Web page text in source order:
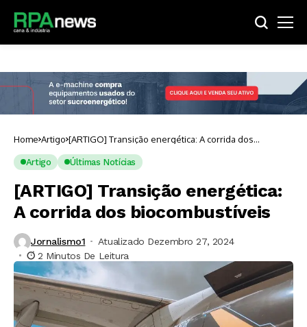
Home Artigo [ARTIGO] Transição energética: A corrida dos
biocombustíveis
Artigo Últimas Notícias
[ARTIGO] Transição energética:
A corrida dos biocombustíveis
Jornalismo1
Atualizado Dezembro 27, 2024
2 Minutos De Leitura